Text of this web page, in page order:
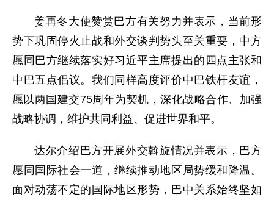
姜再冬大使赞赏巴方有关努力并表示，当前形
势下巩固停火止战和外交谈判势头至关重要，中方
愿同巴方继续落实好习近平主席提出的四点主张和
中巴五点倡议。我们同样高度评价中巴铁杆友谊，
愿以两国建交75周年为契机，深化战略合作、加强
战略协调，维护共同利益、促进世界和平。
达尔介绍巴方开展外交斡旋情况并表示，巴方
愿同国际社会一道，继续推动地区局势缓和降温。
面对动荡不定的国际地区形势，巴中关系始终坚如